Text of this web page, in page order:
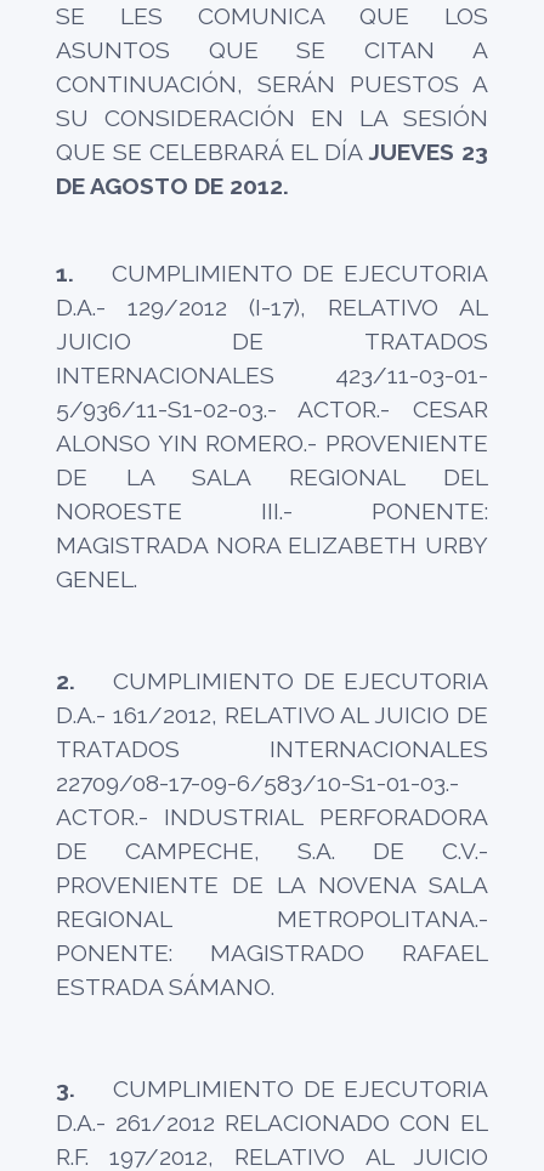
SE LES COMUNICA QUE LOS
ASUNTOS QUE SE CITAN A
CONTINUACIÓN, SERÁN PUESTOS A
SU CONSIDERACIÓN EN LA SESIÓN
QUE SE CELEBRARÁ EL DÍAJUEVES 23
DE AGOSTO DE 2012.
1.
CUMPLIMIENTO DE EJECUTORIA
D.A.- 129/2012 (I-17), RELATIVO AL
JUICIO DE TRATADOS
INTERNACIONALES 423/11-03-01-
5/936/11-S1-02-03.- ACTOR.- CESAR
ALONSO YIN ROMERO.- PROVENIENTE
DE LA SALA REGIONAL DEL
NOROESTE III.- PONENTE:
MAGISTRADA NORA ELIZABETH URBY
GENEL.
2.
CUMPLIMIENTO DE EJECUTORIA
D.A.- 161/2012, RELATIVO AL JUICIO DE
TRATADOS INTERNACIONALES
22709/08-17-09-6/583/10-S1-01-03.-
ACTOR.- INDUSTRIAL PERFORADORA
DE CAMPECHE, S.A. DE C.V.-
PROVENIENTE DE LA NOVENA SALA
REGIONAL METROPOLITANA.-
PONENTE: MAGISTRADO RAFAEL
ESTRADA SÁMANO.
3.
CUMPLIMIENTO DE EJECUTORIA
D.A.- 261/2012 RELACIONADO CON EL
R.F. 197/2012, RELATIVO AL JUICIO